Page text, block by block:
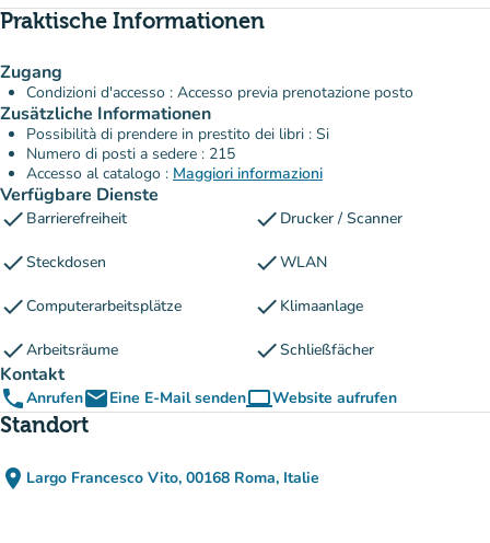
Praktische Informationen
Zugang
Condizioni d'accesso : Accesso previa prenotazione posto
Zusätzliche Informationen
Possibilità di prendere in prestito dei libri : Si
Numero di posti a sedere : 215
Accesso al catalogo : Maggiori informazioni
Verfügbare Dienste
check Barrierefreiheit check Drucker / Scanner
checkSteckdosen checkWLAN
checkComputerarbeitsplätze check Klimaanlage
checkArbeitsräume checkSchließfächer
Kontakt
phoneAnrufenemailEine E-Mail sendencomputerWebsite aufrufen
(new tab)
Standort
place Largo Francesco Vito, 00168 Roma, Italie
(in Google Maps öffnen)
(new tab)